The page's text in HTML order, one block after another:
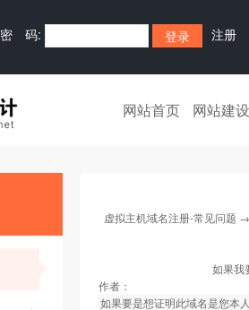
密 码: 注册
网站首页 网站建设
虚拟主机域名注册-常见问题
如果我
作者：
如果要是想证明此域名是您本